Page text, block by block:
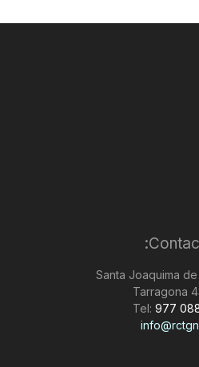
Santa Joaquima de
Tel: 977